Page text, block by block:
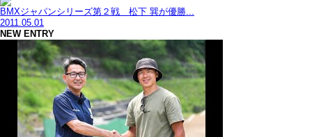
BMXジャパンシリーズ第２戦 松下 巽が優勝...
2011.05.01
NEW ENTRY